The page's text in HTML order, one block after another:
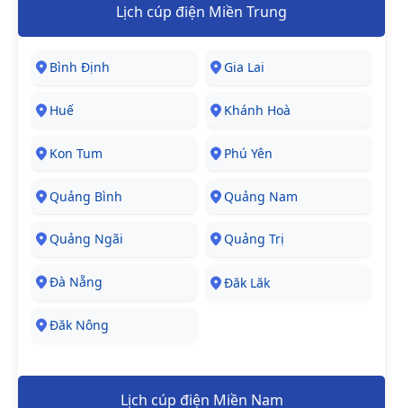
Lịch cúp điện Miền Trung
Bình Định Gia Lai
Huế Khánh Hoà
Kon Tum Phú Yên
Quảng Bình Quảng Nam
Quảng Ngãi Quảng Trị
Đà Nẵng Đăk Lăk
Đăk Nông
Lịch cúp điện Miền Nam